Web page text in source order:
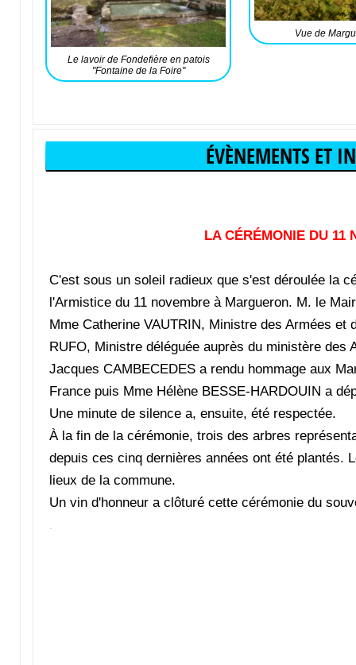
Le lavoir de Fondefière en patois
"Fontaine de la Foire"
Vue de
ÉVÈNEMENTS ET
LA CÉRÉMONIE DU 11
C'est sous un soleil radieux que s'est déroulée la
l'Armistice du 11 novembre à Margueron. M. le
Mme Catherine VAUTRIN, Ministre des Armées et
RUFO, Ministre déléguée auprès du ministère des
Jacques CAMBECEDES a rendu hommage aux
France puis Mme Hélène BESSE-HARDOUIN a
Une minute de silence a, ensuite, été respectée.
À la fin de la cérémonie, trois des arbres
depuis ces cinq dernières années ont été plantés.
lieux de la commune.
Un vin d'honneur a clôturé cette cérémonie du
.